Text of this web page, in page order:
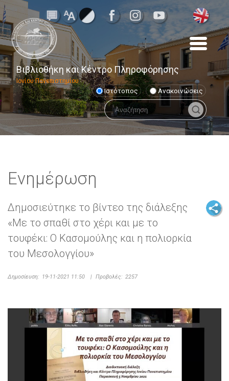
Βιβλιοθήκη και Κέντρο Πληροφόρησης
Ιονίου Πανεπιστημίου
Ιστότοπος Ανακοινώσεις
Ενημέρωση
Δημοσιεύτηκε το βίντεο της διάλεξης
«Με το σπαθί στο χέρι και με το
τουφέκι: Ο Κασομούλης και η πολιορκία
του Μεσολογγίου»
Δημοσίευση: 19-11-2021 11:50 | Προβολές: 2257